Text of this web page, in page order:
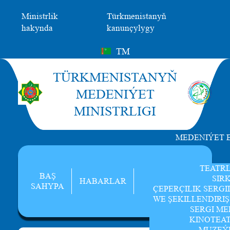
Ministrlik
hakynda
Türkmenistanyň
kanunçylygy
TM
TÜRKMENISTANYŇ
MEDENIÝET
MINISTRLIGI
BAŞ
SAHYPA
HABARLAR
MEDENIÝET
ÇEPERÇILIK
WE
SERGI